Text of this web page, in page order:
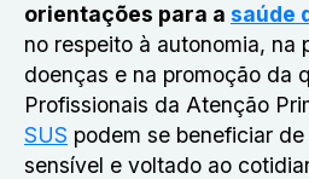
orientações para a saúde
no respeito à autonomia, na
doenças e na promoção da
Profissionais da Atenção
SUS podem se beneficiar
sensível e voltado ao